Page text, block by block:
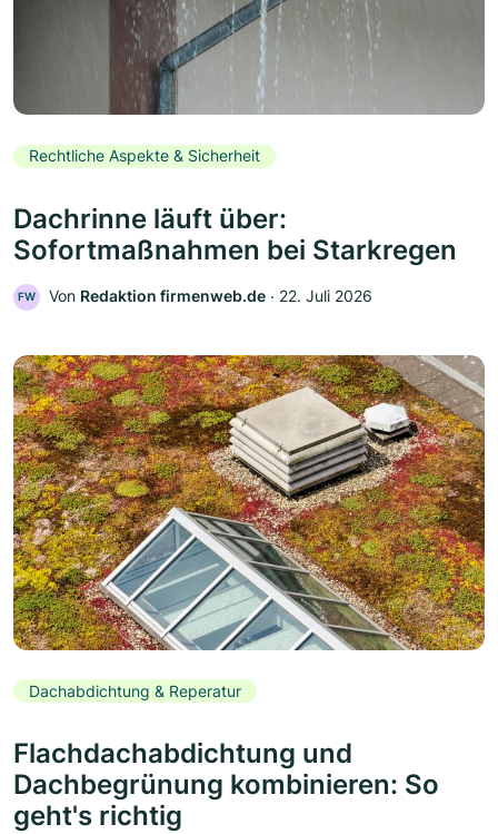
Rechtliche Aspekte & Sicherheit
Dachrinne läuft über:
Sofortmaßnahmen bei Starkregen
FW Von Redaktion firmenweb.de ‧ 22. Juli 2026
Dachabdichtung & Reperatur
Flachdachabdichtung und
Dachbegrünung kombinieren: So
geht's richtig